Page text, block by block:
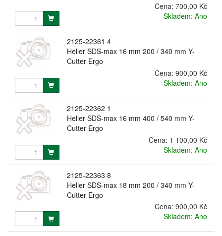
Cena: 700,00 Kč
Skladem: Ano
2125-22361 4
Heller SDS-max 16 mm 200 / 340 mm Y-
Cutter Ergo
Cena: 900,00 Kč
Skladem: Ano
2125-22362 1
Heller SDS-max 16 mm 400 / 540 mm Y-
Cutter Ergo
Cena: 1 100,00 Kč
Skladem: Ano
2125-22363 8
Heller SDS-max 18 mm 200 / 340 mm Y-
Cutter Ergo
Cena: 900,00 Kč
Skladem: Ano